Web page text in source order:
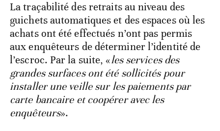
La traçabilité des retraits au niveau des
guichets automatiques et des espaces où les
achats ont été effectués n’ont pas permis
aux enquêteurs de déterminer l’identité de
l’escroc. Par la suite, «les services des
grandes surfaces ont été sollicités pour
installer une veille sur les paiements par
carte bancaire et coopérer avec les
enquêteurs».